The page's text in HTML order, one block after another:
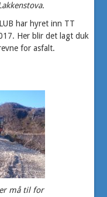
har hyret inn TT
Her blir det lagt duk
for asfalt.
må til for